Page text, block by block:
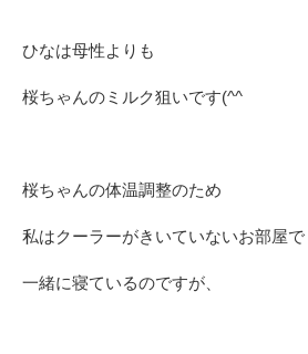
ひなは母性よりも
桜ちゃんのミルク狙いです(^^ゞ
桜ちゃんの体温調整のため
私はクーラーがきいていないお部屋で
一緒に寝ているのですが、